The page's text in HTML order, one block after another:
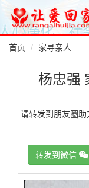
首页 家寻亲人
杨忠强
请转发到朋友圈
转发到微信